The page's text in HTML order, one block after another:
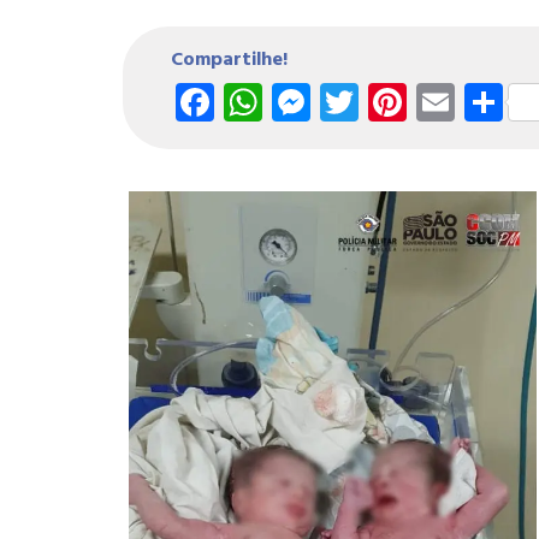
Compartilhe!
Facebook
WhatsApp
Messenger
Twitter